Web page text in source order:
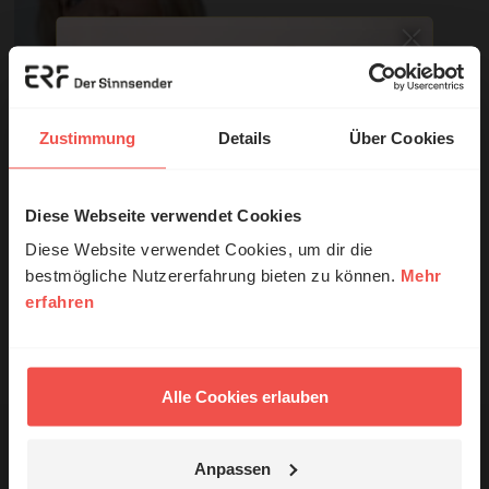
Zustimmung Details Über Cookies
Diese Webseite verwendet Cookies
Diese Website verwendet Cookies, um dir die
bestmögliche Nutzererfahrung bieten zu können. Mehr
erfahren
Alle Cookies erlauben
Anpassen
Sie möchten noch tiefer in die Bibel eintauchen? Wir
empfehlen unsere Sendereihe:
Anstoß
Nutzungsrechte
© Ruth Schneider / ERF